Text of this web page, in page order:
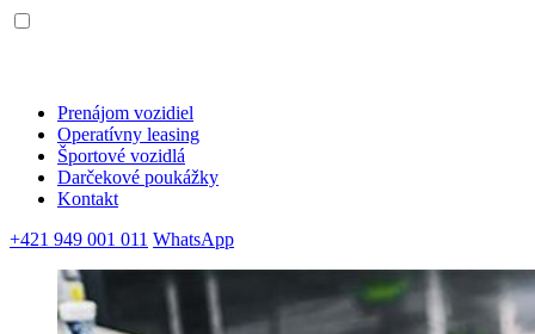
Prenájom vozidiel
Operatívny leasing
Športové vozidlá
Darčekové poukážky
Kontakt
+421 949 001 011 WhatsApp